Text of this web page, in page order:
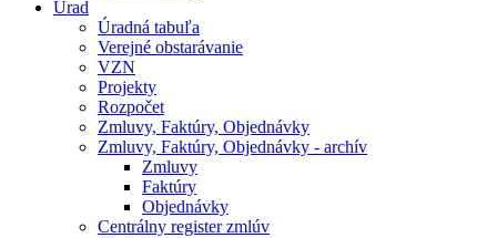
Úrad
Úradná tabuľa
Verejné obstarávanie
VZN
Projekty
Rozpočet
Zmluvy, Faktúry, Objednávky
Zmluvy, Faktúry, Objednávky - archív
Zmluvy
Faktúry
Objednávky
Centrálny register zmlúv